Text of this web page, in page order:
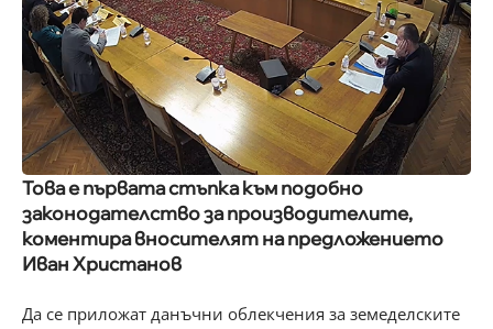
Това е първата стъпка към подобно
законодателство за производителите,
коментира вносителят на предложението
Иван Христанов
Да се приложат данъчни облекчения за земеделските